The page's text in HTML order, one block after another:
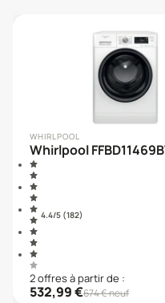
WHIRLPOOL
Whirlpool
4.4/5 (182)
2offresà partir de :
532,99€674€ neuf